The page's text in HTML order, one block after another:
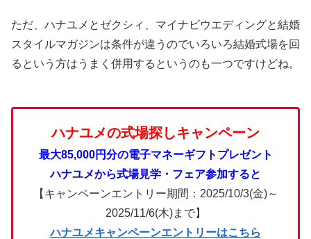
ただ、ハナユメとゼクシィ、マイナビウエディングと結婚
スタイルマガジンは条件が違うのでいろいろ結婚式場を回
るという方はうまく併用するというのも一つですけどね。
ハナユメの式場探しキャンペーン
最大85,000円分の電子マネーギフトプレゼント
ハナユメから式場見学・フェア参加すると
【キャンペーンエントリー期間：2025/10/3(金)～
2025/11/6(木)まで】
ハナユメキャンペーンエントリーはこちら